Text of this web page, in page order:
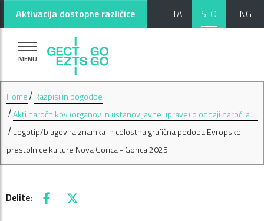
Pojdi na glavno vsebino
Pojdi na nogo strani
Aktivacija dostopne različice ITA SLO ENG
MENU
Home
Razpisi in pogodbe
Akti naročnikov (organov in ustanov javne uprave) o oddaji naročila …
Logotip/blagovna znamka in celostna grafična podoba Evropske
prestolnice kulture Nova Gorica - Gorica 2025
Delite: Facebook
X